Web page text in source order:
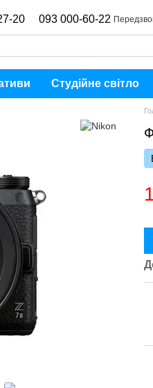
20 093 000-60-22
Студійне світло